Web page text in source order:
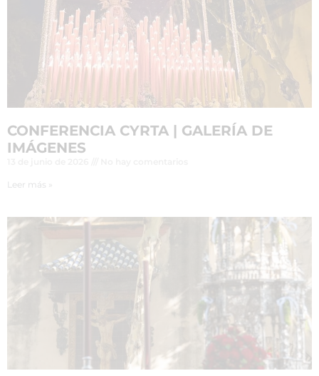
CONFERENCIA CYRTA | GALERÍA DE
IMÁGENES
Leer más »